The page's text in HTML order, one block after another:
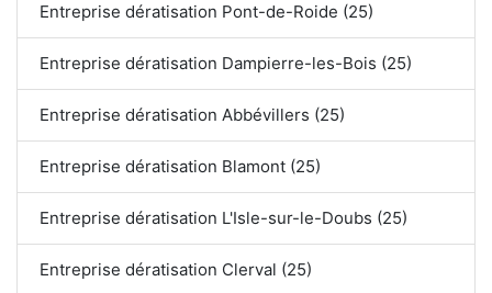
Entreprise dératisation Pont-de-Roide (25)
Entreprise dératisation Dampierre-les-Bois (25)
Entreprise dératisation Abbévillers (25)
Entreprise dératisation Blamont (25)
Entreprise dératisation L'Isle-sur-le-Doubs (25)
Entreprise dératisation Clerval (25)